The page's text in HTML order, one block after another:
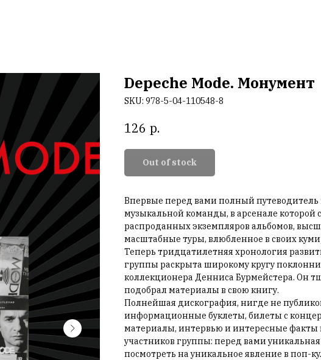
Depeche Mode. Монумент
SKU: 978-5-04-110548-8
126 р.
Out of stock
Впервые перед вами полный путеводитель
музыкальной команды, в арсенале которой
распроданных экземпляров альбомов,
масштабные туры, влюбленное в своих
Теперь тридцатилетняя хронология
группы раскрыта широкому кругу
коллекционера Денниса Бурмейстера. Он
подобрал материалы в свою книгу.
Полнейшая дискография, нигде не
информационные буклеты, билеты с
материалы, интервью и интересные факты
участников группы: перед вами
посмотреть на уникальное явление в поп-